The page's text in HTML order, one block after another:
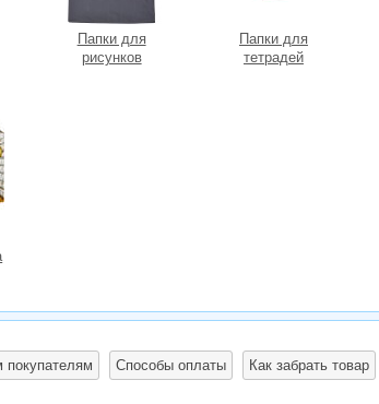
Папки для
рисунков
Папки для
тетрадей
покупателям Способы оплаты Как забрать товар